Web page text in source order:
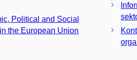
Political and Social
the European Union